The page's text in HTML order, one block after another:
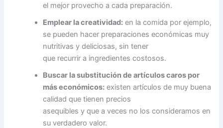
el mejor provecho a cada preparación.
Emplear la creatividad: en la comida por ejemplo,
se pueden hacer preparaciones económicas muy
nutritivas y deliciosas, sin tener
que recurrir a ingredientes costosos.
Buscar la substitución de artículos caros por
más económicos: existen artículos de muy buena
calidad que tienen precios
asequibles y que a veces no los consideramos en
su verdadero valor.